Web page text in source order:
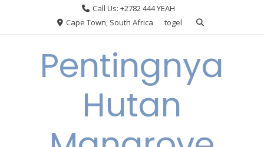
Call Us: +2782 444 YEAH
Cape Town, South Africa
togel
Pentingnya
Hutan